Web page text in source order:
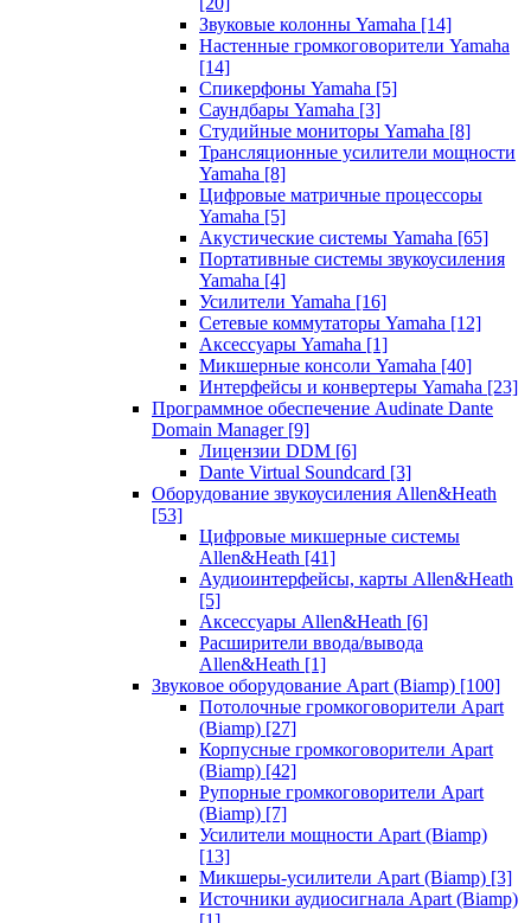
Звуковые колонны Yamaha [14]
Настенные громкоговорители Yamaha
[14]
Спикерфоны Yamaha [5]
Саундбары Yamaha [3]
Студийные мониторы Yamaha [8]
Трансляционные усилители мощности
Yamaha [8]
Цифровые матричные процессоры
Yamaha [5]
Акустические системы Yamaha [65]
Портативные системы звукоусиления
Yamaha [4]
Усилители Yamaha [16]
Сетевые коммутаторы Yamaha [12]
Аксессуары Yamaha [1]
Микшерные консоли Yamaha [40]
Интерфейсы и конвертеры Yamaha [23]
Программное обеспечение Audinate Dante
Domain Manager [9]
Лицензии DDM [6]
Dante Virtual Soundcard [3]
Оборудование звукоусиления Allen&Heath
[53]
Цифровые микшерные системы
Allen&Heath [41]
Аудиоинтерфейсы, карты Allen&Heath
[5]
Аксессуары Allen&Heath [6]
Расширители ввода/вывода
Allen&Heath [1]
Звуковое оборудование Apart (Biamp) [100]
Потолочные громкоговорители Apart
(Biamp) [27]
Корпусные громкоговорители Apart
(Biamp) [42]
Рупорные громкоговорители Apart
(Biamp) [7]
Усилители мощности Apart (Biamp)
[13]
Микшеры-усилители Apart (Biamp) [3]
Источники аудиосигнала Apart (Biamp)